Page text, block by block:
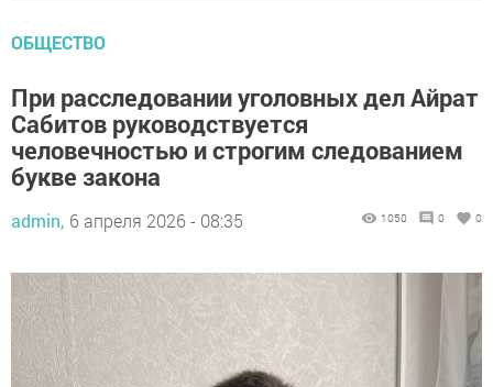
ОБЩЕСТВО
При расследовании уголовных дел Айрат
Сабитов руководствуется
человечностью и строгим следованием
букве закона
admin, 6 апреля 2026 - 08:35 1050 0 0